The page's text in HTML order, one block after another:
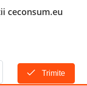
ceconsum.eu
Trimite